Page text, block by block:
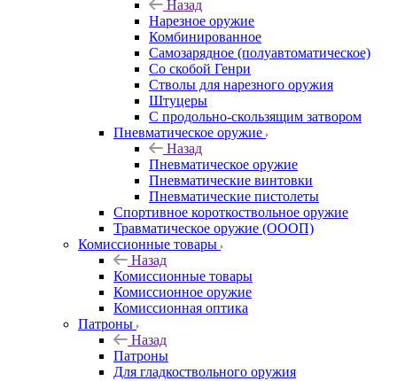
Назад
Нарезное оружие
Комбинированное
Самозарядное (полуавтоматическое)
Со скобой Генри
Стволы для нарезного оружия
Штуцеры
С продольно-скользящим затвором
Пневматическое оружие
Назад
Пневматическое оружие
Пневматические винтовки
Пневматические пистолеты
Спортивное короткоствольное оружие
Травматическое оружие (ОООП)
Комиссионные товары
Назад
Комиссионные товары
Комиссионное оружие
Комиссионная оптика
Патроны
Назад
Патроны
Для гладкоствольного оружия